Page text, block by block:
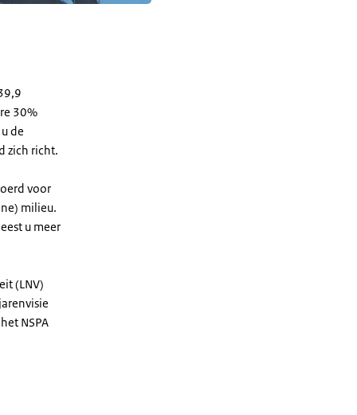
30%
de
zich richt.
voor
milieu.
u meer
(LNV)
NSPA